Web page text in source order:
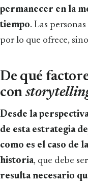
permanecer en la
tiempo. Las
por lo que ofrece,
De qué
con
Desde la
de esta estrategia
como es el caso de
historia, que debe
resulta necesario